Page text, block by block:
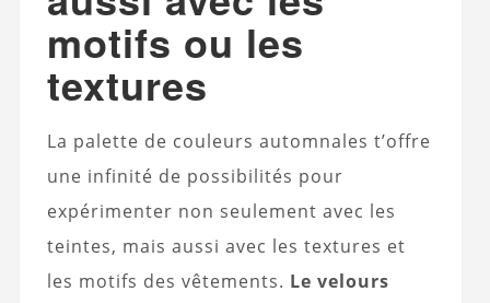
motifs ou les
textures
La palette de couleurs automnales t’offre
une infinité de possibilités pour
expérimenter non seulement avec les
teintes, mais aussi avec les textures et
les motifs des vêtements. Le velours